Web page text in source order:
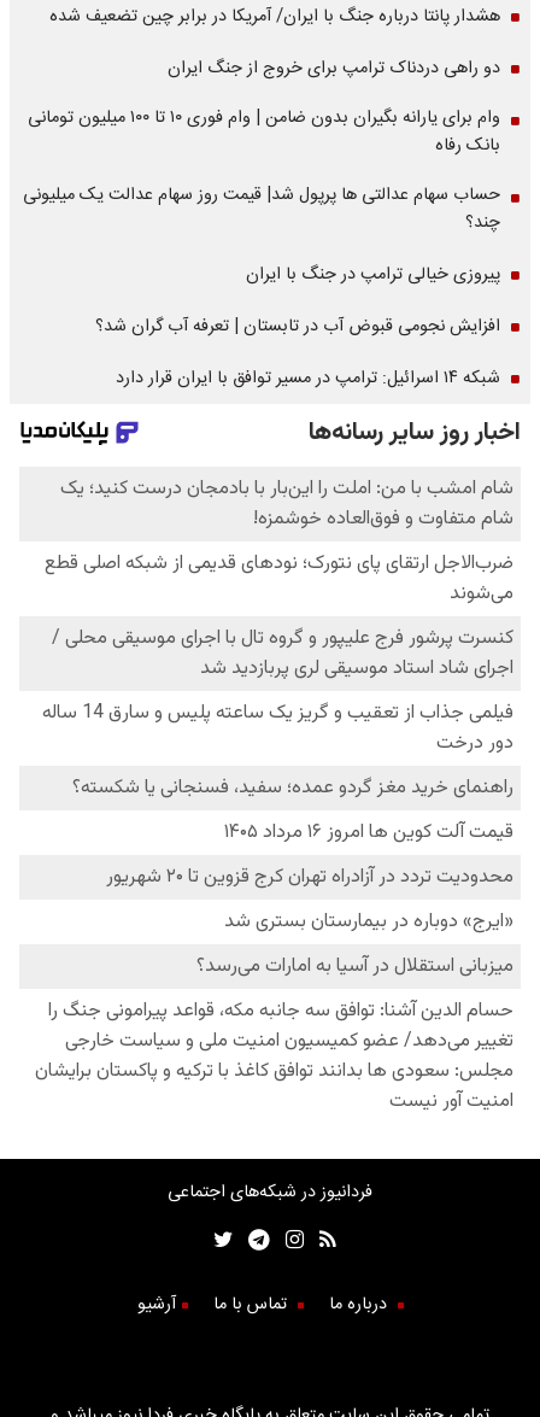
هشدار پانتا درباره جنگ با ایران/ آمریکا در برابر چین تضعیف شده
دو راهی دردناک ترامپ برای خروج از جنگ ایران
وام برای یارانه بگیران بدون ضامن | وام فوری ۱۰ تا ۱۰۰ میلیون تومانی
بانک رفاه
حساب سهام عدالتی ها پرپول شد| قیمت روز سهام عدالت یک میلیونی
چند؟
پیروزی خیالی ترامپ در جنگ با ایران
افزایش نجومی قبوض آب در تابستان | تعرفه آب گران شد؟
شبکه ۱۴ اسرائیل: ترامپ در مسیر توافق با ایران قرار دارد
فردانیوز در شبکه‌های اجتماعی
درباره ما تماس با ما آرشیو